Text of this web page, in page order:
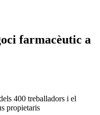
farmacèutic a
400 treballadors i el
propietaris